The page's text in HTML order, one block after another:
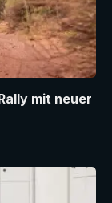
mit neuer